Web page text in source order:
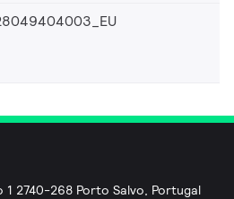
1 2740-268 Porto Salvo, Portugal